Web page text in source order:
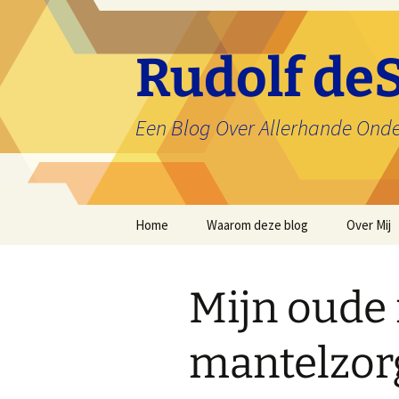
inhoud
Rudolf
Een Blog Over Allerhande
Home Waarom deze blog Over Mij
Mijn oude